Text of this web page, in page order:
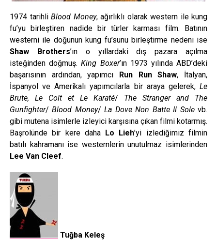
1974 tarihli Blood Money, ağırlıklı olarak western ile kung
fu’yu birleştiren nadide bir türler karması film. Batının
westerni ile doğunun kung fu’sunu birleştirme nedeni ise
Shaw Brothers’ın o yıllardaki dış pazara açılma
isteğinden doğmuş.King Boxer’ın 1973 yılında ABD’deki
başarısının ardından, yapımcı Run Run Shaw, İtalyan,
İspanyol ve Amerikalı yapımcılarla bir araya gelerek, Le
Brute, Le Colt et Le Karaté/ The Stranger and The
Gunfighter/Blood Money/ La Dove Non Batte Il Solevb.
gibi mutena isimlerle izleyici karşısına çıkan filmi kotarmış.
Başrolünde bir kere daha Lo Lieh’yi izlediğimiz filmin
batılı kahramanı ise westernlerin unutulmaz isimlerinden
Lee Van Cleef.
Tuğba Keleş